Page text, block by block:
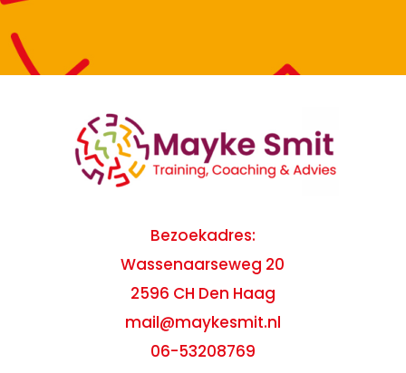
Bezoekadres:
Wassenaarseweg 20
2596 CH Den Haag
mail@maykesmit.nl
06-53208769